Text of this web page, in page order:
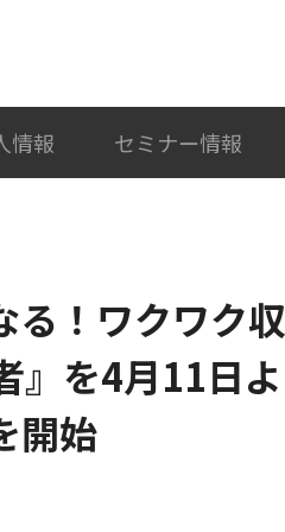
情報 セミナー情報
る！ワクワク収
』を4月11日よ
開始